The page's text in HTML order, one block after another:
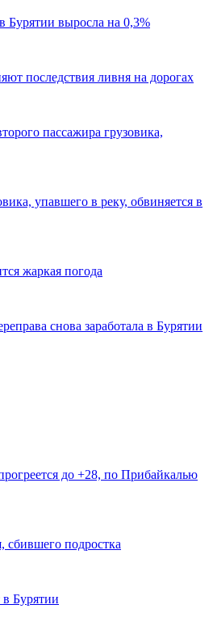
Бурятии выросла на 0,3%
последствия ливня на дорогах
пассажира грузовика,
упавшего в реку, обвиняется в
жаркая погода
снова заработала в Бурятии
до +28, по Прибайкалью
сбившего подростка
в Бурятии